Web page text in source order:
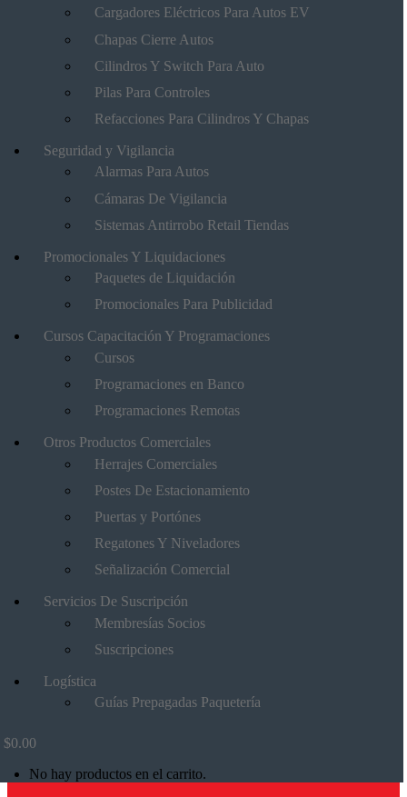
Cargadores Eléctricos Para Autos EV
Chapas Cierre Autos
Cilindros Y Switch Para Auto
Pilas Para Controles
Refacciones Para Cilindros Y Chapas
Seguridad y Vigilancia
Alarmas Para Autos
Cámaras De Vigilancia
Sistemas Antirrobo Retail Tiendas
Promocionales Y Liquidaciones
Paquetes de Liquidación
Promocionales Para Publicidad
Cursos Capacitación Y Programaciones
Cursos
Programaciones en Banco
Programaciones Remotas
Otros Productos Comerciales
Herrajes Comerciales
Postes De Estacionamiento
Puertas y Portónes
Regatones Y Niveladores
Señalización Comercial
Servicios De Suscripción
Membresías Socios
Suscripciones
Logística
Guías Prepagadas Paquetería
$0.00
No hay productos en el carrito.